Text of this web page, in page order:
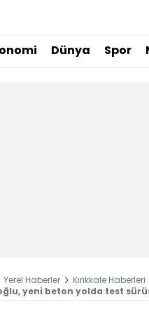
Dünya Spor
Yerel Haberler Kırıkkale Haberleri
yeni beton yolda test